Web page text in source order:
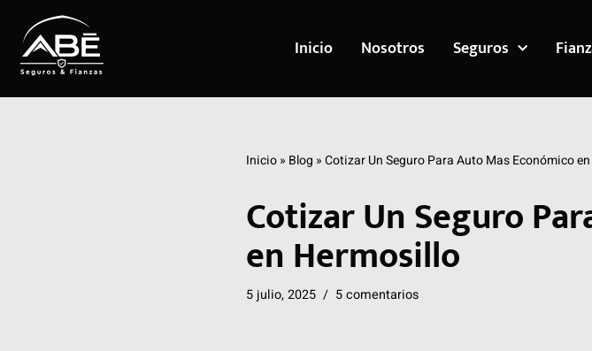
Saltar
al
Inicio Nosotros Seguros
Inicio» Blog »Cotizar Un Seguro Para Auto Mas Económico
Cotizar Un Seguro
en Hermosillo
5 julio, 2025 5 comentarios